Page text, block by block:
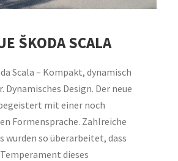
ŠKODA SCALA
Scala – Kompakt, dynamisch
Dynamisches Design. Der neue
mit einer noch
Formensprache. Zahlreiche
wurden so überarbeitet, dass
dieses